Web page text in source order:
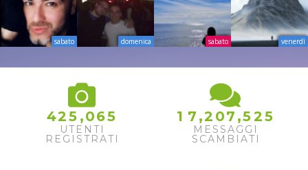
sabato domenica sabato venerdì
425 ,065
UTENTI
REGISTRATI
1 7 ,2 07 ,525
MESSAGGI
SCAMBIATI